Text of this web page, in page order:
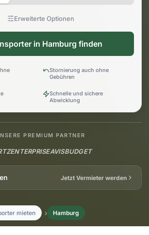
Erweiterte Optionen
in Hamburg finden
Stornierung auch ohne
Gebühren
Schnelle und sichere
Abwicklung
PREMIUM PARTNER
ENTERPRISEAVISBUDGET
Jetzt Vermieter werden
mieten Hamburg